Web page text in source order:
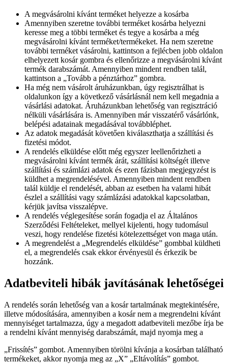
A megvásárolni kívánt terméket helyezze a kosárba
Amennyiben szeretne további terméket kosárba helyezni
keresse meg a többi terméket és tegye a kosárba a még
megvásárolni kívánt terméket/termékeket. Ha nem szeretne
további terméket vásárolni, kattintson a fejlécben jobb oldalon
elhelyezett kosár gombra és ellenőrizze a megvásárolni kívánt
termék darabszámát. Amennyiben mindent rendben talál,
kattintson a „Tovább a pénztárhoz” gombra.
Ha még nem vásárolt áruházunkban, úgy regisztrálhat is
oldalunkon így a következő vásárlásnál nem kell megadnia a
vásárlási adatokat. Áruházunkban lehetőség van regisztráció
nélküli vásárlására is. Amennyiben már visszatérő vásárlónk,
belépési adatainak megadásával továbbléphet.
Az adatok megadását követően kiválaszthatja a szállítási és
fizetési módot.
A rendelés elküldése előtt még egyszer leellenőrizheti a
megvásárolni kívánt termék árát, szállítási költségét illetve
szállítási és számlázi adatok és ezen fázisban megjegyzést is
küldhet a megrendelésével. Amennyiben mindent rendben
talál küldje el rendelését, abban az esetben ha valami hibát
észlel a szállítási vagy számlázási adatokkal kapcsolatban,
kérjük javítsa visszalépve.
A rendelés véglegesítése során fogadja el az Általános
Szerződési Feltételeket, mellyel kijelenti, hogy tudomásul
veszi, hogy rendelése fizetési kötelezettséget von maga után.
A megrendelést a „Megrendelés elküldése” gombbal küldheti
el, a megrendelés csak ekkor érvényesül és érkezik be
hozzánk.
Adatbeviteli hibák javításának lehetőségei
A rendelés során lehetőség van a kosár tartalmának megtekintésére,
illetve módosítására, amennyiben a kosár nem a megrendelni kívánt
mennyiséget tartalmazza, úgy a megadott adatbeviteli mezőbe írja be
a rendelni kívánt mennyiség darabszámát, majd nyomja meg a
„Frissítés” gombot. Amennyiben törölni kívánja a kosárban található
termékeket, akkor nyomja meg az „X” „Eltávolítás” gombot.